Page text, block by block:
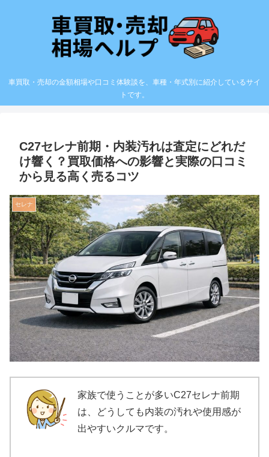
車買取・売却の金額相場や口コミ体験談を、車種・年式別に紹介しているサイ
トです。
C27セレナ前期・内装汚れは査定にどれだ
け響く？買取価格への影響と実際の口コミ
から見る高く売るコツ
セレナ
家族で使うことが多いC27セレナ前期
は、どうしても内装の汚れや使用感が
出やすいクルマです。